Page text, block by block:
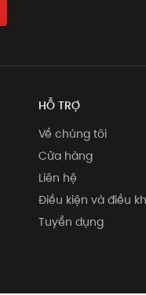
HỖ TRỢ
Về chúng tôi
Cửa hàng
Liên hệ
Điều kiện và điều
Tuyển dụng